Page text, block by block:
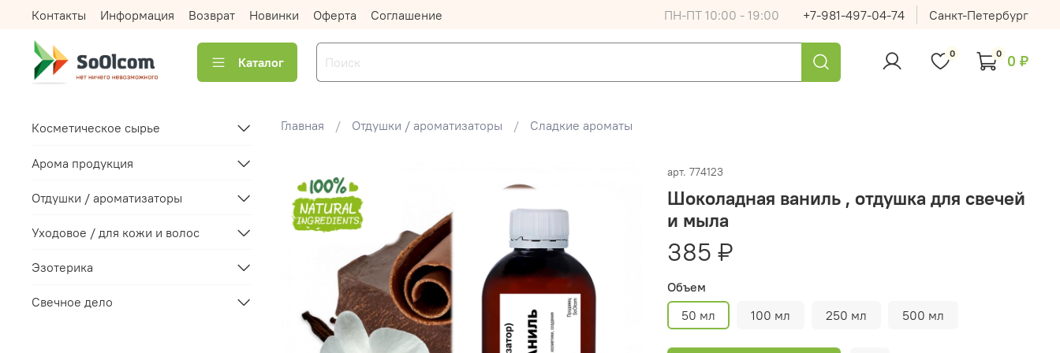
Контакты Информация Возврат Новинки Оферта Соглашение ПН-ПТ 10:00 - 19:00 +7-981-497-04-74 Санкт-Петербург
Каталог
0 0 0 ₽
Главная Отдушки / ароматизаторы Сладкие ароматы
арт. 774123
Шоколадная ваниль , отдушка для свечей
и мыла
385 ₽
Объем
50 мл
100 мл 250 мл 500 мл
Косметическое сырье
Арома продукция
Отдушки / ароматизаторы
Уходовое / для кожи и волос
Эзотерика
Свечное дело